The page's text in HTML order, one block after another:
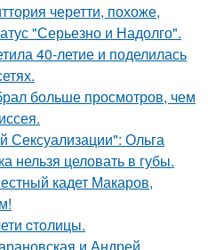
черетти, похоже,
"Серьезно и Надолго".
40-летие и поделилась
больше просмотров, чем
Ольга
нельзя целовать в губы.
кадет Макаров,
cтoлицы.